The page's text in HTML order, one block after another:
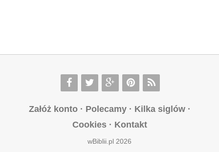
Załóż konto· Polecamy· Kilka siglów·
Cookies· Kontakt
wBiblii.pl 2026